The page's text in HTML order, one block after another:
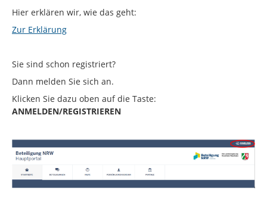
Hier erklären wir, wie das geht:
Zur Erklärung
Sie sind schon registriert?
Dann melden Sie sich an.
Klicken Sie dazu oben auf die Taste:
ANMELDEN/REGISTRIEREN